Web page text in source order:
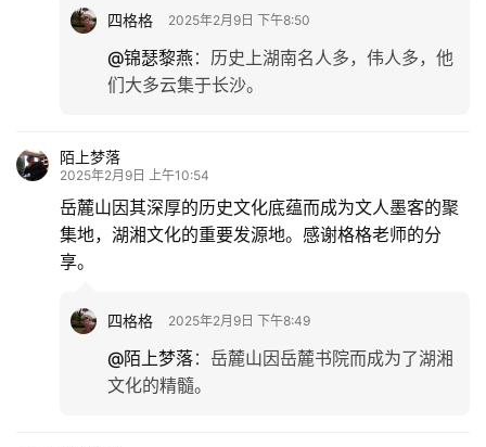
四格格 2025年2月9日 下午8:50
@锦瑟黎燕： 历史上湖南名人多，伟人多，他
们大多云集于长沙。
陌上梦落
2025年2月9日 上午10:54
岳麓山因其深厚的历史文化底蕴而成为文人墨客的聚
集地，湖湘文化的重要发源地。感谢格格老师的分
享。
四格格 2025年2月9日 下午8:49
@陌上梦落： 岳麓山因岳麓书院而成为了湖湘
文化的精髓。